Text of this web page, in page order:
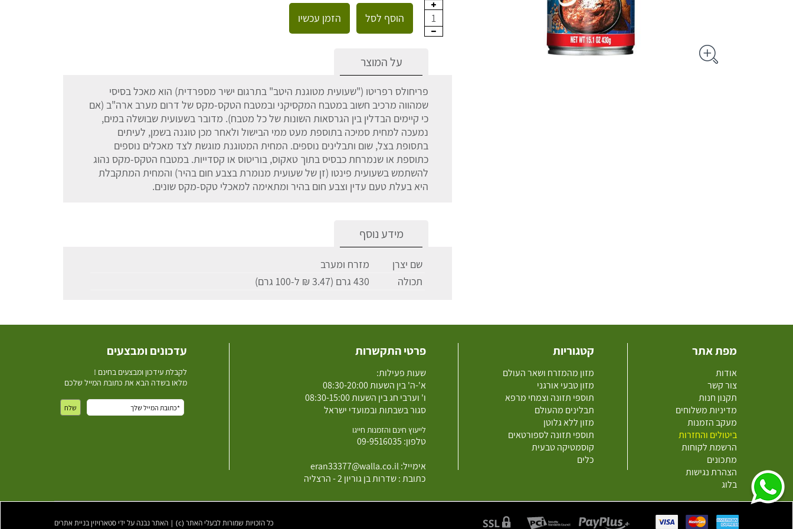
1 הוסף לסל הזמן עכשיו
על המוצר
פריחולס רפריטו ("שעועית מטוגנת היטב" בתרגום ישיר מספרדית) הוא מאכל בסיסי
שמהווה מרכיב חשוב במטבח המקסיקני ובמטבח הטקס-מקס של דרום מערב ארה"ב (אם
כי קיימים הבדלין בין הגרסאות השונות של כל מטבח). מדובר בשעועית שבושלה במים,
נמעכה למחית סמיכה בתוספת מעט ממי הבישול ולאחר מכן טוגנה בשמן, לעיתים
בתסופת בצל, שום ותבלינים נוספים. המחית המטוגנת מוגשת לצד מאכלים נוספים
כתוספת או שנמרחת כבסיס בתוך טאקוס, בוריטוס או קסדייות. במטבח הטקס-מקס נהוג
להשתמש בשעועית פינטו (זן של שעועית מנומרת בצבע חום בהיר) והמחית המתקבלת
היא בעלת טעם עדין וצבע חום בהיר ומתאימה למאכלי טקס-מקס שונים.
מידע נוסף
שם יצרן
מזרח ומערב
תכולה
430 גרם (3.47 ₪ ל-100 גרם)
מפת אתר
אודות
צור קשר
תקנון חנות
מדיניות משלוחים
מעקב הזמנות
ביטולים והחזרות
הרשמת לקוחות
מתכונים
הצהרת נגישות
בלוג
קטגוריות
מזון מהמזרח ושאר העולם
מזון טבעי אורגני
תוספי תזונה וצמחי מרפא
תבלינים מהעולם
מזון ללא גלוטן
תוספי תזונה לספורטאים
קוסמטיקה טבעית
כלים
פרטי התקשרות
שעות פעילות:
א'-ה' בין השעות 08:30-20:00
ו' וערבי חג בין השעות 08:30-15:00
סגור בשבתות ובמועדי ישראל
לייעוץ חינם והזמנות חייגו
טלפון: 09-9516035
אימייל:eran33377@walla.co.il
כתובת : שדרות בן גוריון 2 - הרצליה
עדכונים ומבצעים
לקבלת עידכון ומבצעים בחינם !
מלאו בשדה הבא את כתובת המייל שלכם
כל הזכויות שמורות לבעלי האתר (c) | האתר נבנה על ידי סטארויזין בניית אתרים